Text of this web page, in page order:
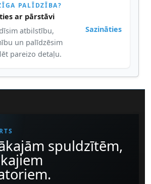
PALĪDZĪBA?
ar pārstāvi
atbilstību,
un palīdzēsim
pareizo detaļu.
Sazināties
spuldzītēm,